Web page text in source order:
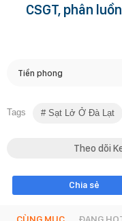
CSGT, phân
Tiền phong
Tags Sạt Lở Ở Đà Lạt
Theo dõi
Chia sẻ